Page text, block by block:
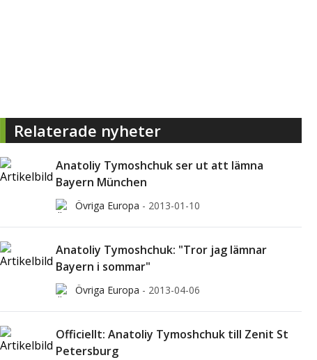
Relaterade nyheter
Anatoliy Tymoshchuk ser ut att lämna
Bayern München
Övriga Europa - 2013-01-10
Anatoliy Tymoshchuk: "Tror jag lämnar
Bayern i sommar"
Övriga Europa - 2013-04-06
Officiellt: Anatoliy Tymoshchuk till Zenit St
Petersburg